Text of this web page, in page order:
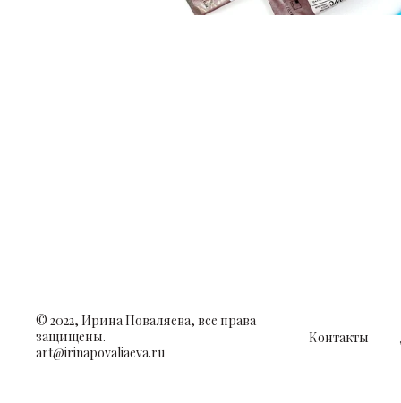
© 2022, Ирина Поваляева, все права
защищены.
art@irinapovaliaeva.ru
Контакты